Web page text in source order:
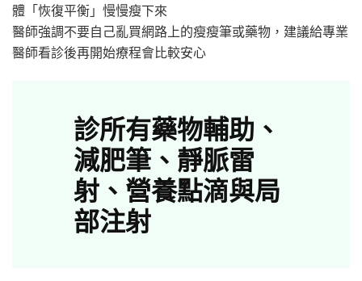
體「恢復平衡」慢慢瘦下來
醫師強調不要自己亂買網路上的瘦瘦筆或藥物，建議給專業
醫師看診後再開始療程會比較安心
診所有藥物輔助、
減肥筆、靜脈雷
射、營養點滴與局
部注射